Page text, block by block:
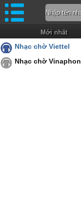
Mới nhất
Nhạc chờ Viettel
Nhạc chờ